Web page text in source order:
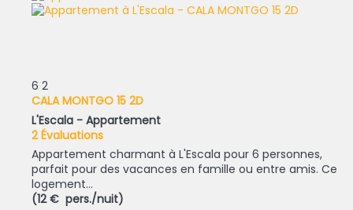
6 2
CALA MONTGO 15 2D
L'Escala - Appartement
2 Évaluations
Appartement charmant à L'Escala pour 6 personnes,
parfait pour des vacances en famille ou entre amis. Ce
logement...
(12 € pers./nuit)